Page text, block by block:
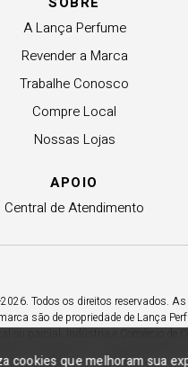
cookies que melhoram sua
A Lança Perfume
Revender a Marca
Trabalhe Conosco
Compre Local
Nossas Lojas
APOIO
Central de Atendimento
Todos os direitos reservados.
são de propriedade de Lança